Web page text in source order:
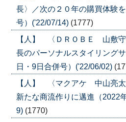
長〉／次の２０年の購買体験
号）('22/07/14) (1777)
【人】 〈ＤＲＯＢＥ 山敷守
長のパーソナルスタイリング
日・9日合併号）('22/06/02)
【人】 〈マクアケ 中山亮太
新たな商流作りに邁進（2022
9) (1770)